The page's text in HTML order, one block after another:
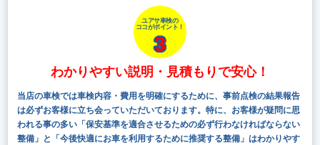
ユアサ車検の
ココがポイント！
3
わかりやすい説明・見積もりで安心！
当店の車検では車検内容・費用を明確にするために、事前点検の結果報告
は必ずお客様に立ち会っていただいております。特に、お客様が疑問に思
われる事の多い「保安基準を適合させるための必ず行わなければならない
整備」と「今後快適にお車を利用するために推奨する整備」はわかりやす